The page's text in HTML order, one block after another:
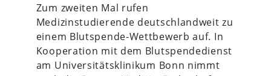
Zum zweiten Mal rufen
Medizinstudierende deutschlandweit zu
einem Blutspende-Wettbewerb auf. In
Kooperation mit dem Blutspendedienst
am Universitätsklinikum Bonn nimmt